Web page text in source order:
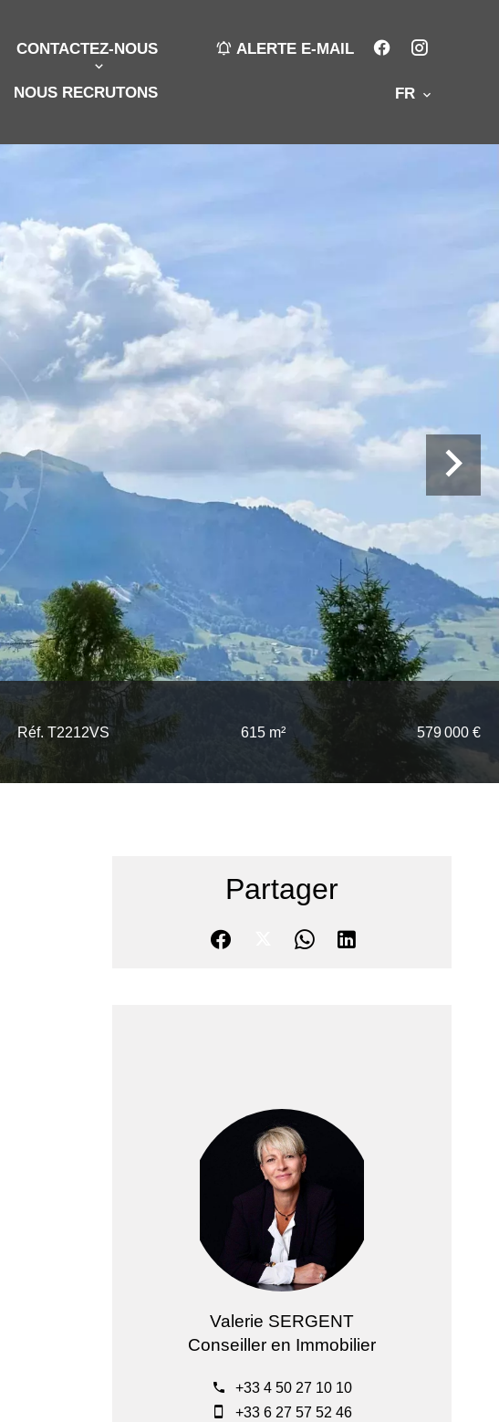
ALERTE E-MAIL
FR
CONTACTEZ-NOUS
NOUS RECRUTONS
Réf. T2212VS 615 m² 579 000 €
Partager
Valerie SERGENT
Conseiller en Immobilier
+33 4 50 27 10 10
+33 6 27 57 52 46